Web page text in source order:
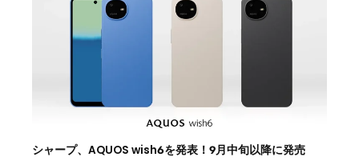
シャープ、AQUOS wish6を発表！9月中旬以降に発売